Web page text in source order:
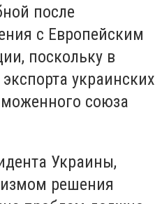
после
с Европейским
поскольку в
украинских
союза
Украины,
решения